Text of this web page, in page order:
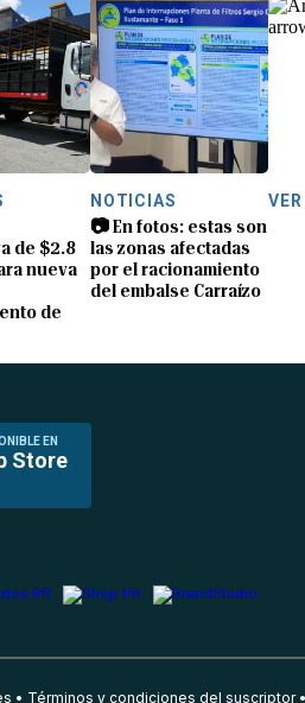
de $2.8
nueva
de
NOTICIAS
📷 En fotos: estas son
las zonas afectadas
por el racionamiento
del embalse Carraízo
EN
Store
Términos y condiciones del suscriptor